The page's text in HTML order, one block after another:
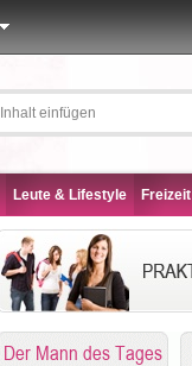
Leute & Lifestyle Freizeit
Der Mann des Tages